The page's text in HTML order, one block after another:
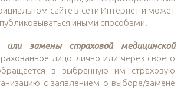
сайте в сети Интернет и может
иными способами.
замены страховой медицинской
лицо лично или через своего
в выбранную им страховую
с заявлением о выборе/замене